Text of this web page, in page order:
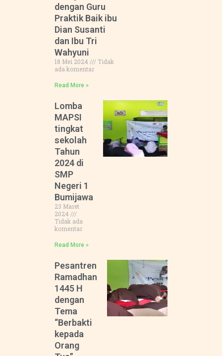
dengan Guru
Praktik Baik ibu
Dian Susanti
dan Ibu Tri
Wahyuni
18 Mei 2024
Tidak
ada komentar
Read More »
Lomba
MAPSI
tingkat
sekolah
Tahun
2024 di
SMP
Negeri 1
Bumijawa
23 Maret
2024
Tidak ada
komentar
Read More »
Pesantren
Ramadhan
1445 H
dengan
Tema
“Berbakti
kepada
Orang